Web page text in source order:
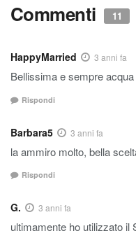
Commenti 11
HappyMarried 3 anni fa
Bellissima e sempre
Rispondi
Barbara5 3 anni fa
la ammiro molto, bella
Rispondi
G. 3 anni fa
ultimamente ho utilizzato il